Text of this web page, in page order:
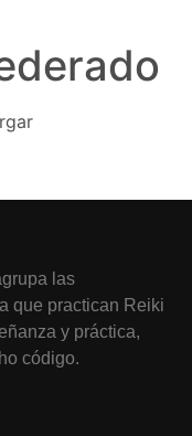
las
que practican Reiki
y práctica,
código.